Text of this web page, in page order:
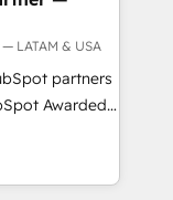
transparent,
you
LATAM & USA
partners
Awarded
the U.S.,
expertise with
largest